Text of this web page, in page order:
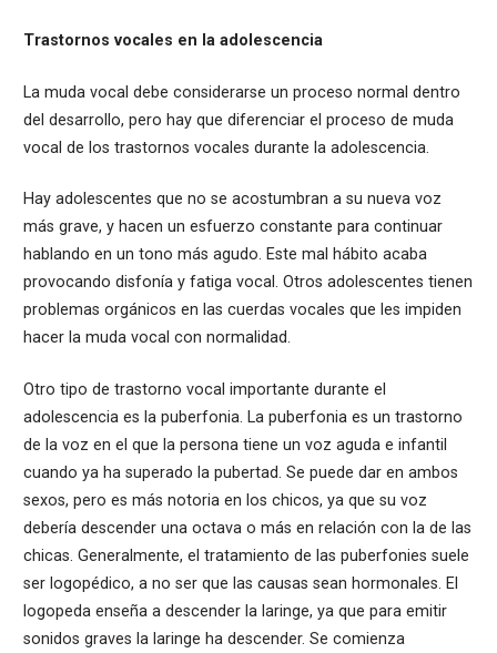
Trastornos vocales en la adolescencia
La muda vocal debe considerarse un proceso normal dentro
del desarrollo, pero hay que diferenciar el proceso de muda
vocal de los trastornos vocales durante la adolescencia.
Hay adolescentes que no se acostumbran a su nueva voz
más grave, y hacen un esfuerzo constante para continuar
hablando en un tono más agudo. Este mal hábito acaba
provocando disfonía y fatiga vocal. Otros adolescentes tienen
problemas orgánicos en las cuerdas vocales que les impiden
hacer la muda vocal con normalidad.
Otro tipo de trastorno vocal importante durante el
adolescencia es la puberfonia. La puberfonia es un trastorno
de la voz en el que la persona tiene un voz aguda e infantil
cuando ya ha superado la pubertad. Se puede dar en ambos
sexos, pero es más notoria en los chicos, ya que su voz
debería descender una octava o más en relación con la de las
chicas. Generalmente, el tratamiento de las puberfonies suele
ser logopédico, a no ser que las causas sean hormonales. El
logopeda enseña a descender la laringe, ya que para emitir
sonidos graves la laringe ha descender. Se comienza